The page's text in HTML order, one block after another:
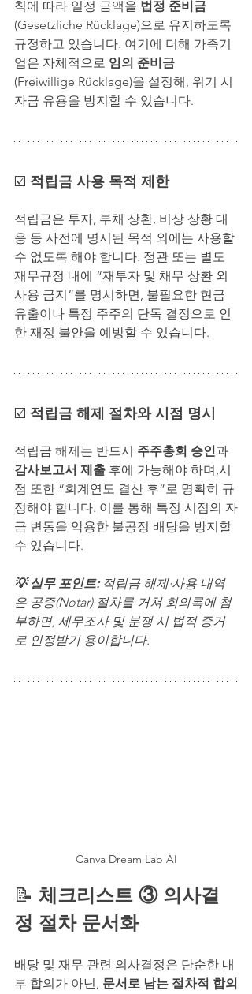
칙에 따라 일정 금액을 법정 준비금
(Gesetzliche Rücklage)으로 유지하도록
규정하고 있습니다. 여기에 더해 가족기
업은 자체적으로 임의 준비금
(Freiwillige Rücklage)을 설정해, 위기 시
자금 유용을 방지할 수 있습니다.
☑️ 적립금 사용 목적 제한
적립금은 투자, 부채 상환, 비상 상황 대
응 등 사전에 명시된 목적 외에는 사용할
수 없도록 해야 합니다. 정관 또는 별도
재무규정 내에 “재투자 및 채무 상환 외
사용 금지”를 명시하면, 불필요한 현금
유출이나 특정 주주의 단독 결정으로 인
한 재정 불안을 예방할 수 있습니다.
☑️ 적립금 해제 절차와 시점 명시
적립금 해제는 반드시 주주총회 승인과
감사보고서 제출 후에 가능해야 하며,시
점 또한 “회계연도 결산 후”로 명확히 규
정해야 합니다. 이를 통해 특정 시점의 자
금 변동을 악용한 불공정 배당을 방지할
수 있습니다.
💡 실무 포인트: 적립금 해제·사용 내역
은 공증(Notar) 절차를 거쳐 회의록에 첨
부하면, 세무조사 및 분쟁 시 법적 증거
로 인정받기 용이합니다.
Canva Dream Lab AI
📝 체크리스트 ③ 의사결
정 절차 문서화
배당 및 재무 관련 의사결정은 단순한 내
부 합의가 아닌, 문서로 남는 절차적 합의